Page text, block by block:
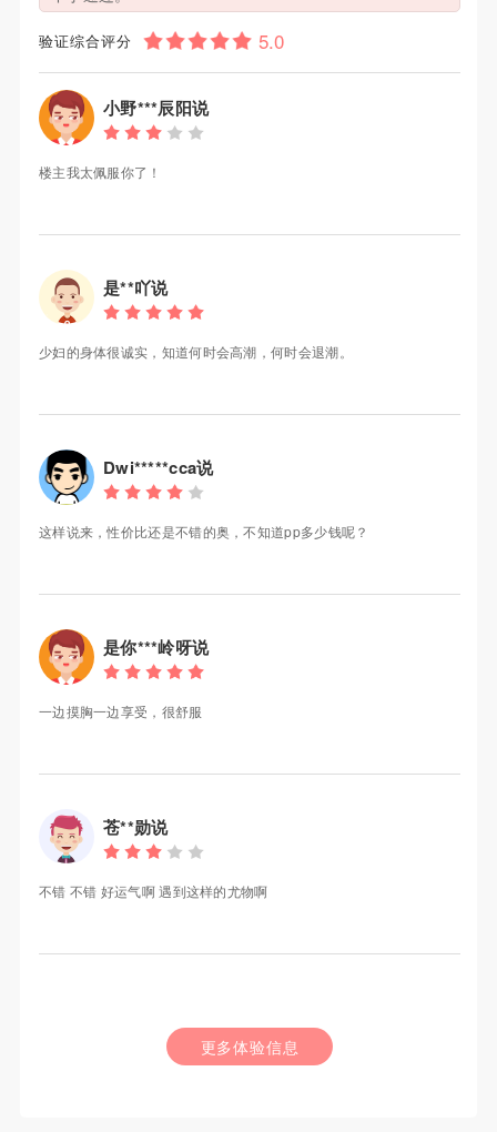
验证综合评分
小野***辰阳说
楼主我太佩服你了！
是**吖说
少妇的身体很诚实，知道何时会高潮，何时会退潮。
Dwi*****cca说
这样说来，性价比还是不错的奥，不知道pp多少钱呢？
是你***岭呀说
一边摸胸一边享受，很舒服
苍**勋说
不错 不错 好运气啊 遇到这样的尤物啊
更多体验信息